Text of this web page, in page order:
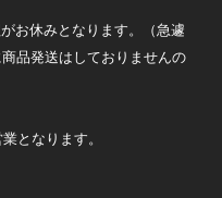
お休みとなります。（急遽
品発送はしておりませんの
となります。